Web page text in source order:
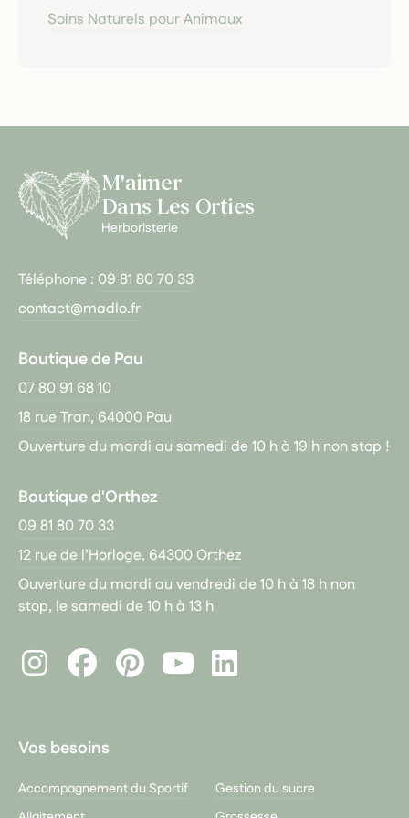
Soins Naturels pour Animaux
M'aimer
Dans Les Orties
Herboristerie
Téléphone : 09 81 80 70 33
contact@madlo.fr
Boutique de Pau
07 80 91 68 10
18 rue Tran, 64000 Pau
Ouverture du mardi au samedi de 10 h à 19 h non stop !
Boutique d'Orthez
09 81 80 70 33
12 rue de l’Horloge, 64300 Orthez
Ouverture du mardi au vendredi de 10 h à 18 h non
stop, le samedi de 10 h à 13 h
InstagramFacebookPinterest
LinkedIn
Vos besoins
Accompagnement du Sportif
Gestion du sucre